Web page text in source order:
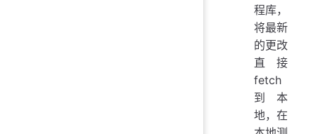
程库，
将最新
的更改
直接
fetch
到本
地，在